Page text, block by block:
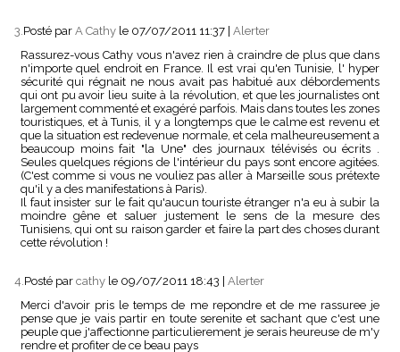
3. Posté par A Cathy le 07/07/2011 11:37 Alerter
Rassurez-vous Cathy vous n'avez rien à craindre de plus que dans
n'importe quel endroit en France. Il est vrai qu'en Tunisie, l' hyper
sécurité qui régnait ne nous avait pas habitué aux débordements
qui ont pu avoir lieu suite à la révolution, et que les journalistes ont
largement commenté et exagéré parfois. Mais dans toutes les zones
touristiques, et à Tunis, il y a longtemps que le calme est revenu et
que la situation est redevenue normale, et cela malheureusement a
beaucoup moins fait "la Une" des journaux télévisés ou écrits .
Seules quelques régions de l'intérieur du pays sont encore agitées.
(C'est comme si vous ne vouliez pas aller à Marseille sous prétexte
qu'il y a des manifestations à Paris).
Il faut insister sur le fait qu'aucun touriste étranger n'a eu à subir la
moindre gêne et saluer justement le sens de la mesure des
Tunisiens, qui ont su raison garder et faire la part des choses durant
cette révolution !
4.Posté par cathy le 09/07/2011 18:43
Alerter
Merci d'avoir pris le temps de me repondre et de me rassuree je
pense que je vais partir en toute serenite et sachant que c'est une
peuple que j'affectionne particulierement je serais heureuse de m'y
rendre et profiter de ce beau pays